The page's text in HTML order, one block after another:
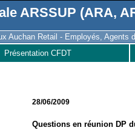
ARSSUP (ARA,
Auchan Retail - Employés, Agents
Présentation CFDT
28/06/2009
Questions en réunion DP